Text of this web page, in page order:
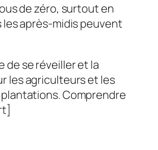
de zéro, surtout en
les après-midis peuvent
se réveiller et la
les agriculteurs et les
Comprendre